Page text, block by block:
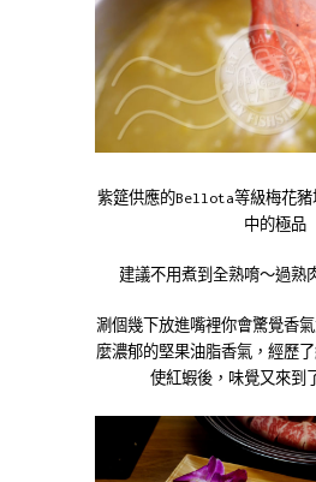
紫筵供應的Bellota等級梅花豬
中的極品
建議不用煮到全熟唷～過熟
涮個幾下放進嘴裡你會驚覺香
麼濃郁的堅果油脂香氣，經歷
使紅蝦後，味覺又來到